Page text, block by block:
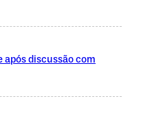
após discussão com